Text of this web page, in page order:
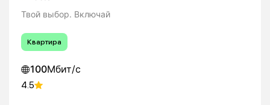
Твой выбор. Включай
Квартира
100Мбит/с
4.5